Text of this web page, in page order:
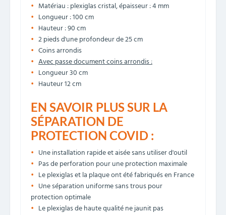
Matériau : plexiglas cristal, épaisseur : 4 mm
Longueur : 100 cm
Hauteur : 90 cm
2 pieds d'une profondeur de 25 cm
Coins arrondis
Avec passe document coins arrondis :
Longueur 30 cm
Hauteur 12 cm
EN SAVOIR PLUS SUR LA
SÉPARATION DE
PROTECTION COVID :
Une installation rapide et aisée sans utiliser d'outil
Pas de perforation pour une protection maximale
Le plexiglas et la plaque ont été fabriqués en France
Une séparation uniforme sans trous pour
protection optimale
Le plexiglas de haute qualité ne jaunit pas